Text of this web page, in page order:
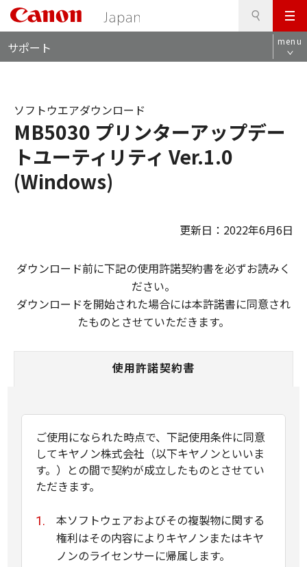
メ
ニ
ュ
サポート menu
MB5030 プリンターアップデー
トユーティリティ Ver.1.0
(Windows)
ソフトウエアダウンロード
更新日：2022年6月6日
ダウンロード前に下記の使用許諾契約書を必ずお読みく
ださい。
ダウンロードを開始された場合には本許諾書に同意され
たものとさせていただきます。
使用許諾契約書
ご使用になられた時点で、下記使用条件に同意
してキヤノン株式会社（以下キヤノンといいま
す。）との間で契約が成立したものとさせてい
ただきます。
本ソフトウェアおよびその複製物に関する
権利はその内容によりキヤノンまたはキヤ
ノンのライセンサーに帰属します。